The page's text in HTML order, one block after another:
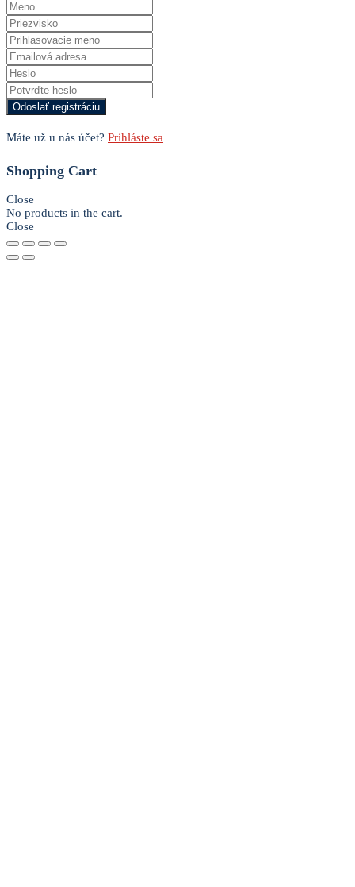
Máte už u nás účet? Prihláste sa
Shopping Cart
Close
No products in the cart.
Close